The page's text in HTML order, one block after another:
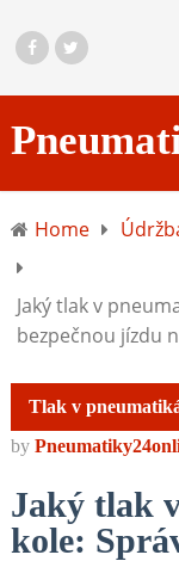
Home
Jaký tlak v
bezpečnou jízdu
Tlak v
by
Jaký tlak
kole: